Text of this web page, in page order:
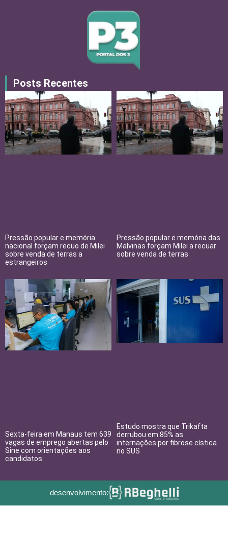
Posts Recentes
Pressão popular e memória
nacional forçam recuo de Milei
sobre venda de terras a
estrangeiros
Pressão popular e memória das
Malvinas forçam Milei a recuar
sobre venda de terras
Sexta-feira em Manaus tem 639
vagas de emprego abertas pelo
Sine com orientações aos
candidatos
Estudo mostra que Trikafta
derrubou em 85% as
internações por fibrose cística
no SUS
desenvolvimento: